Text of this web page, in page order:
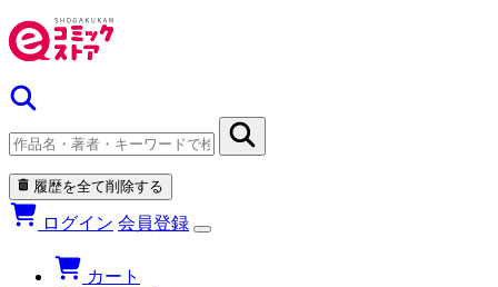
履歴を全て削除する
ログイン 会員登録
カート